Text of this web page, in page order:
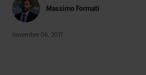
Massimo Formati
novembre 06, 2017